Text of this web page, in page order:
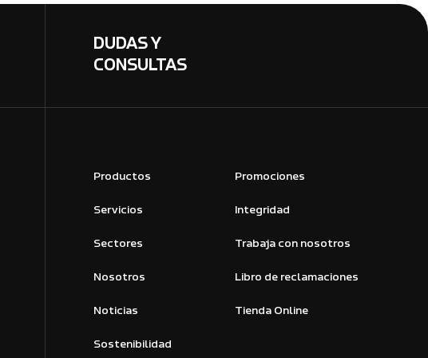
DUDAS Y
CONSULTAS
Productos
Servicios
Sectores
Nosotros
Noticias
Sostenibilidad
Promociones
Integridad
Trabaja con nosotros
Libro de reclamaciones
Tienda Online